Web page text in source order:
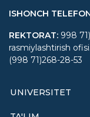
ISHONCH
REKTORAT: 998
rasmiylashtirish
(998 71)268-28-53
UNIVERSITET